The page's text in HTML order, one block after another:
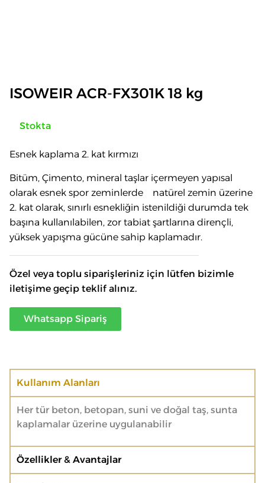
ISOWEIR ACR-FX301K 18 kg
Stokta
Esnek kaplama 2. kat kırmızı
Bitüm, Çimento, mineral taşlar içermeyen yapısal
olarak esnek spor zeminlerde natürel zemin üzerine
2. kat olarak, sınırlı esnekliğin istenildiği durumda tek
başına kullanılabilen, zor tabiat şartlarına dirençli,
yüksek yapışma gücüne sahip kaplamadır.
Özel veya toplu siparişleriniz için lütfen bizimle
iletişime geçip teklif alınız.
Whatsapp Sipariş
Kullanım Alanları
Her tür beton, betopan, suni ve doğal taş, sunta
kaplamalar üzerine uygulanabilir
Özellikler & Avantajlar